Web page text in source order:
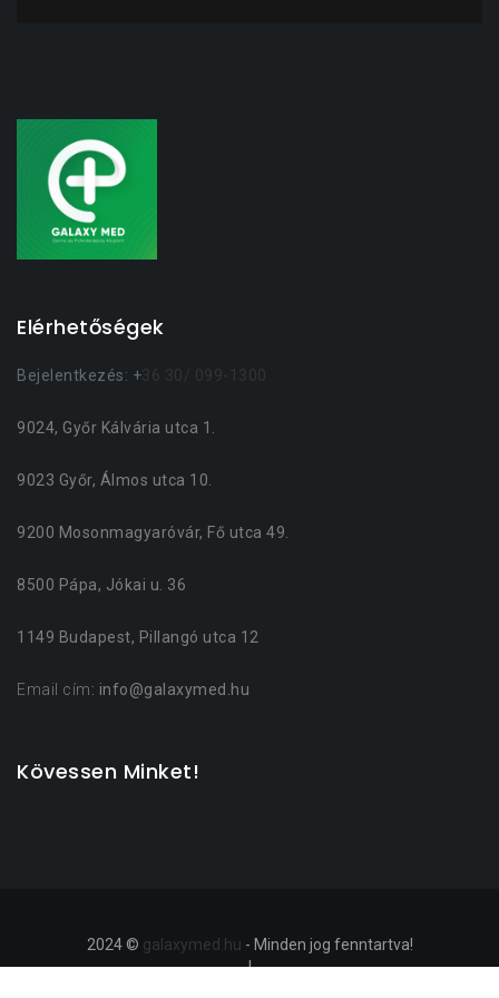
Elérhetőségek
Bejelentkezés: +36 30/ 099-1300
9024, Győr Kálvária utca 1.
9023 Győr, Álmos utca 10.
9200 Mosonmagyaróvár, Fő utca 49.
8500 Pápa, Jókai u. 36
1149 Budapest, Pillangó utca 12
Email cím: info@galaxymed.hu
Kövessen Minket!
2024 © galaxymed.hu - Minden jog fenntartva!
|